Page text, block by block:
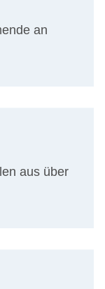
an
aus über